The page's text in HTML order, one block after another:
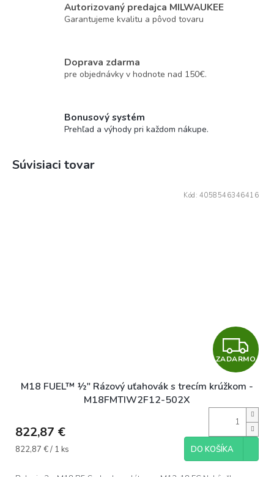
Autorizovaný predajca MILWAUKEE
Garantujeme kvalitu a pôvod tovaru
Doprava zdarma
pre objednávky v hodnote nad 150€.
Bonusový systém
Prehľad a výhody pri každom nákupe.
Súvisiaci tovar
Z
A
A
ZADARMO
M18 FUEL™ ½″ Rázový uťahovák s trecím krúžkom -
M18FMTIW2F12-502X
822,87 €
Jednotková
822,87 € / 1 ks DO KOŠÍKA
Kód: 4058546346416